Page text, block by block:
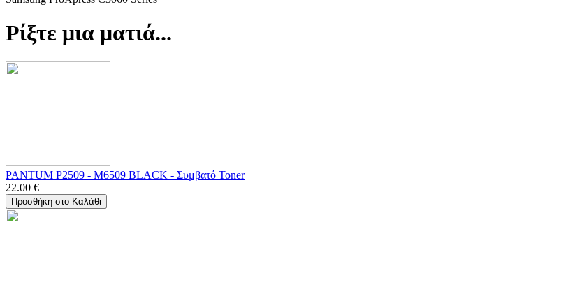
Ρίξτε μια ματιά...
PANTUM P2509 - M6509 BLACK - Συμβατό Toner
22.00 €
Προσθήκη στο Καλάθι